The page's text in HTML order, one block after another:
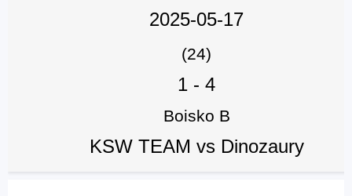
2025-05-17
(24)
1 - 4
Boisko B
KSW TEAM vs Dinozaury